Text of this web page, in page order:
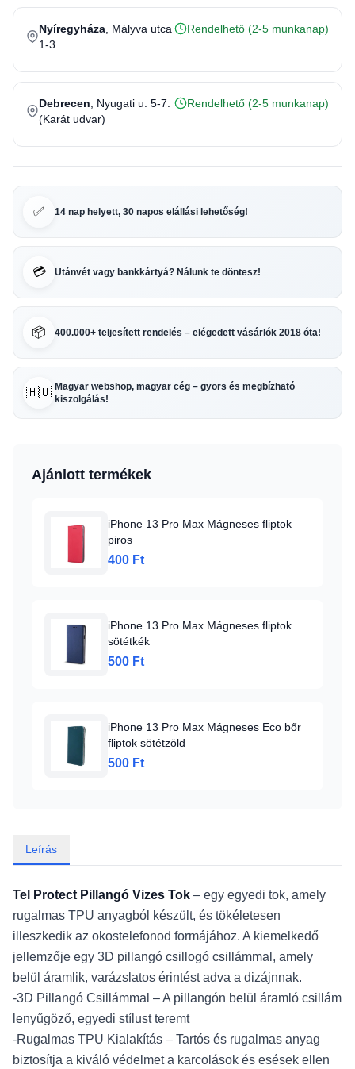
Nyíregyháza , Mályva utca
1-3.
Rendelhető (2-5 munkanap)
Debrecen , Nyugati u. 5-7.
(Karát udvar)
Rendelhető (2-5 munkanap)
✅ 14 nap helyett, 30 napos elállási lehetőség!
💳 Utánvét vagy bankkártyá? Nálunk te döntesz!
📦 400.000+ teljesített rendelés – elégedett vásárlók 2018 óta!
🇭🇺 Magyar webshop, magyar cég – gyors és megbízható
kiszolgálás!
Ajánlott termékek
iPhone 13 Pro Max Mágneses fliptok
piros
400 Ft
iPhone 13 Pro Max Mágneses fliptok
sötétkék
500 Ft
iPhone 13 Pro Max Mágneses Eco bőr
fliptok sötétzöld
500 Ft
Leírás
Tel Protect Pillangó Vizes Tok – egy egyedi tok, amely
rugalmas TPU anyagból készült, és tökéletesen
illeszkedik az okostelefonod formájához. A kiemelkedő
jellemzője egy 3D pillangó csillogó csillámmal, amely
belül áramlik, varázslatos érintést adva a dizájnnak.
-3D Pillangó Csillámmal – A pillangón belül áramló csillám
lenyűgöző, egyedi stílust teremt
-Rugalmas TPU Kialakítás – Tartós és rugalmas anyag
biztosítja a kiváló védelmet a karcolások és esések ellen